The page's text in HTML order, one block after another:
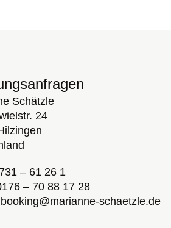
Schätzle
24
– 61 26 1
– 70 88 17 28
schaetzle.de